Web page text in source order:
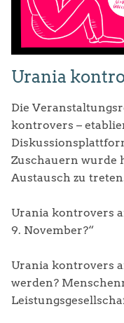
Urania
Die
kontrovers –
Zuschauern wurde
Austausch zu
Urania kontrovers
9. November?“
Urania kontrovers
werden?